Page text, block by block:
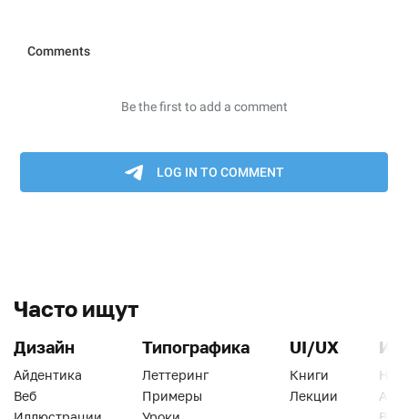
Часто ищут
Дизайн
Айдентика
Веб
Типографика
Леттеринг
Примеры
UI/UX
Книги
Лекции